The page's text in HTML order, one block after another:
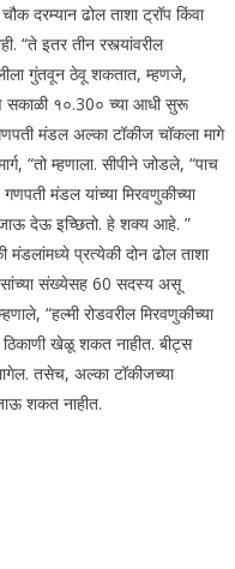
दरम्यान ढोल ताशा ट्रॉप किंवा
“ते इतर तीन रस्त्यांवरील
गुंतवून ठेवू शकतात, म्हणजे,
१०.30० च्या आधी सुरू
गणपती मंडल अल्का टॉकीज चॉकला मागे
“तो म्हणाला. सीपीने जोडले, “पाच
मंडल यांच्या मिरवणुकीच्या
देऊ इच्छितो. हे शक्य आहे. ”
प्रत्येकी दोन ढोल ताशा
संख्येसह 60 सदस्य असू
“हल्मी रोडवरील मिरवणुकीच्या
ठिकाणी खेळू शकत नाहीत. बीट्स
तसेच, अल्का टॉकीजच्या
शकत नाहीत.